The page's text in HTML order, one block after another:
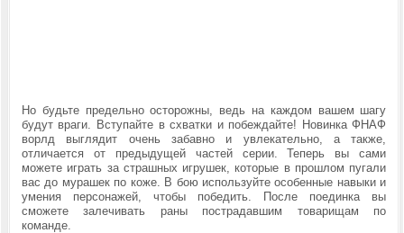
Но будьте предельно осторожны, ведь на каждом вашем шагу
будут враги. Вступайте в схватки и побеждайте! Новинка ФНАФ
ворлд выглядит очень забавно и увлекательно, а также,
отличается от предыдущей частей серии. Теперь вы сами
можете играть за страшных игрушек, которые в прошлом пугали
вас до мурашек по коже. В бою используйте особенные навыки и
умения персонажей, чтобы победить. После поединка вы
сможете залечивать раны пострадавшим товарищам по
команде.